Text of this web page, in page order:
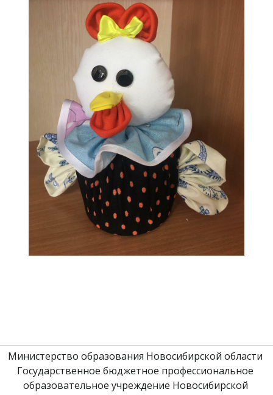
Министерство образования Новосибирской области
Государственное бюджетное профессиональное
образовательное учреждение Новосибирской